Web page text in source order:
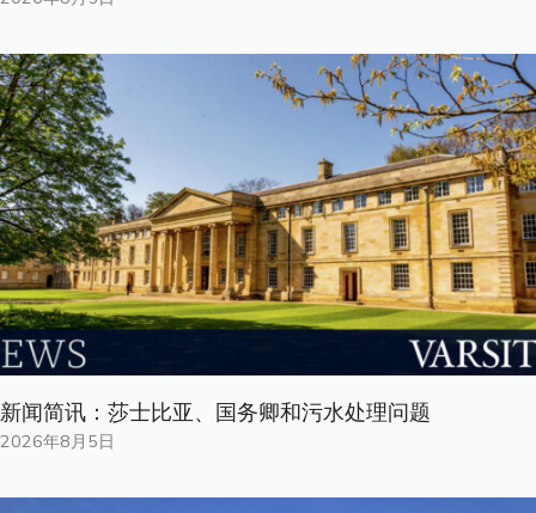
新闻简讯：莎士比亚、国务卿和污水处理问题
2026年8月5日